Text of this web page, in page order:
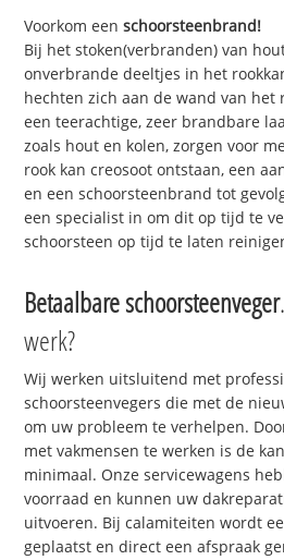
Voorkom eenschoorsteenbrand!
Bij het stoken(verbranden) van
onverbrande deeltjes in het
hechten zich aan de wand van het
een teerachtige, zeer brandbare
zoals hout en kolen, zorgen voor
rook kan creosoot ontstaan, een
en een schoorsteenbrand tot
een specialist in om dit op tijd te
schoorsteen op tijd te laten
Betaalbare schoorsteenveger
werk?
Wij werken uitsluitend met
schoorsteenvegers die met de
om uw probleem te verhelpen.
met vakmensen te werken is de
minimaal. Onze servicewagens
voorraad en kunnen uw
uitvoeren. Bij calamiteiten wordt
geplaatst en direct een afspraak